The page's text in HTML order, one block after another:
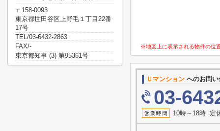
※地図上に表示される物件の位
Ｕマンション へのお問
03-
10時～18時 定
〒158-0093
東京都世田谷区上野毛１丁目22番
17号
TEL/03-6432-2863
FAX/-
東京都知事 (3) 第95361号